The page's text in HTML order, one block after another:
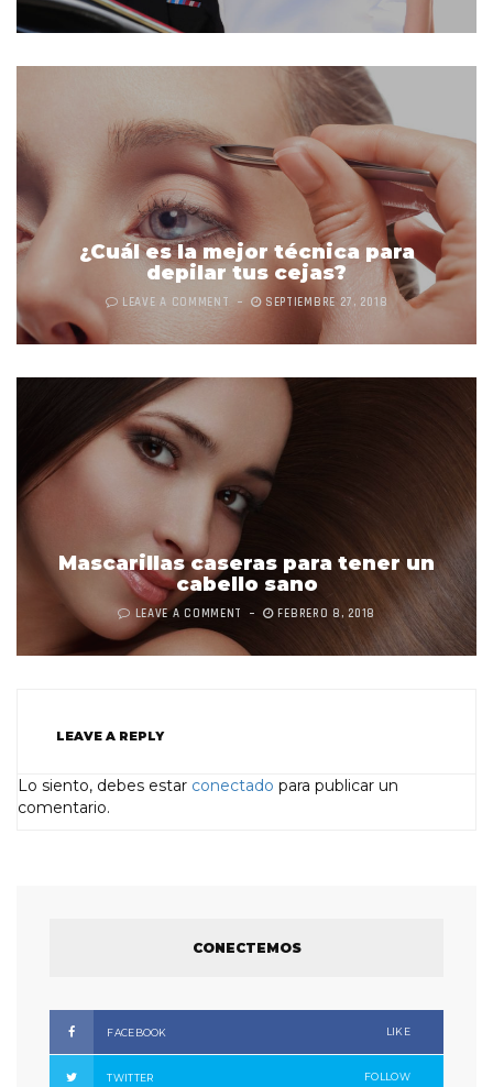
¿Cuál es la mejor técnica para
depilar tus cejas?
LEAVE A COMMENT SEPTIEMBRE 27, 2018
Mascarillas caseras para tener un
cabello sano
LEAVE A COMMENT FEBRERO 8, 2018
LEAVE A REPLY
Lo siento, debes estar conectado para publicar un
comentario.
CONECTEMOS
FACEBOOK LIKE
TWITTER FOLLOW